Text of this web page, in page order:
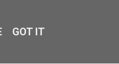
GOT IT